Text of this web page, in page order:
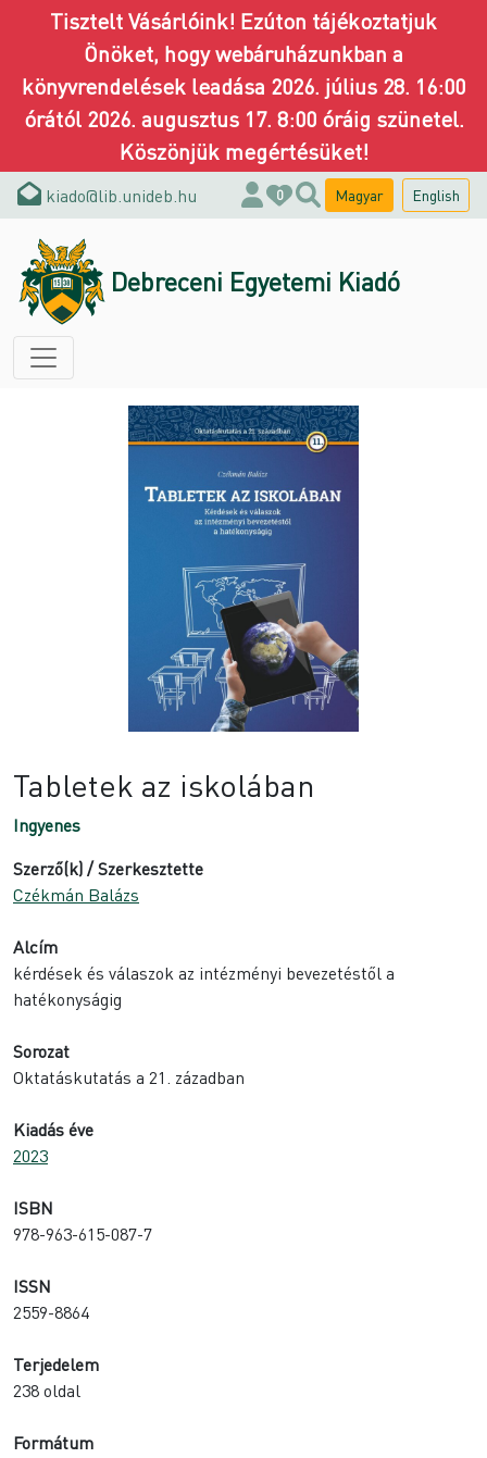
Tisztelt Vásárlóink! Ezúton tájékoztatjuk
Önöket, hogy webáruházunkban a
könyvrendelések leadása 2026. július 28. 16:00
órától 2026. augusztus 17. 8:00 óráig szünetel.
Köszönjük megértésüket!
kiado@lib.unideb.hu 0 Magyar English
Debreceni Egyetemi Kiadó
Tabletek az iskolában
Ingyenes
Szerző(k) / Szerkesztette
Czékmán Balázs
Alcím
kérdések és válaszok az intézményi bevezetéstől a
hatékonyságig
Sorozat
Oktatáskutatás a 21. zázadban
Kiadás éve
2023
ISBN
978-963-615-087-7
ISSN
2559-8864
Terjedelem
238 oldal
Formátum